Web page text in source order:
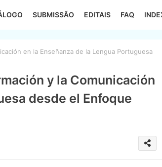
SUBMISSÃO EDITAIS FAQ
en la Enseñanza de la Lengua Portuguesa
y la Comunicación
desde el Enfoque